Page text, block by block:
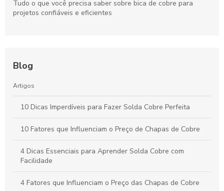
Tudo o que você precisa saber sobre bica de cobre para
projetos confiáveis e eficientes
Blog
Artigos
10 Dicas Imperdíveis para Fazer Solda Cobre Perfeita
10 Fatores que Influenciam o Preço de Chapas de Cobre
4 Dicas Essenciais para Aprender Solda Cobre com
Facilidade
4 Fatores que Influenciam o Preço das Chapas de Cobre